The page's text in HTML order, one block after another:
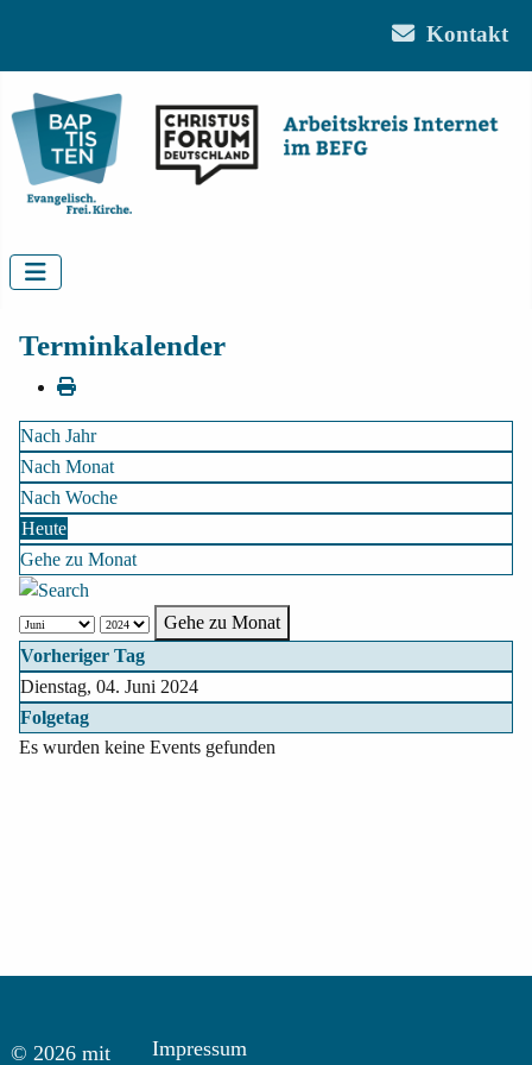
Kontakt
Terminkalender
Nach Jahr
Nach Monat
Nach Woche
Heute
Gehe zu Monat
Gehe zu Monat
Vorheriger Tag
Dienstag, 04. Juni 2024
Folgetag
Es wurden keine Events gefunden
© 2026 mit Impressum